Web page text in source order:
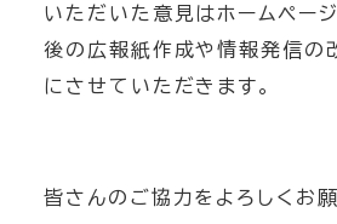
いただいた意見はホームペー
後の広報紙作成や情報発信の
にさせていただきます。
皆さんのご協力をよろしくお願